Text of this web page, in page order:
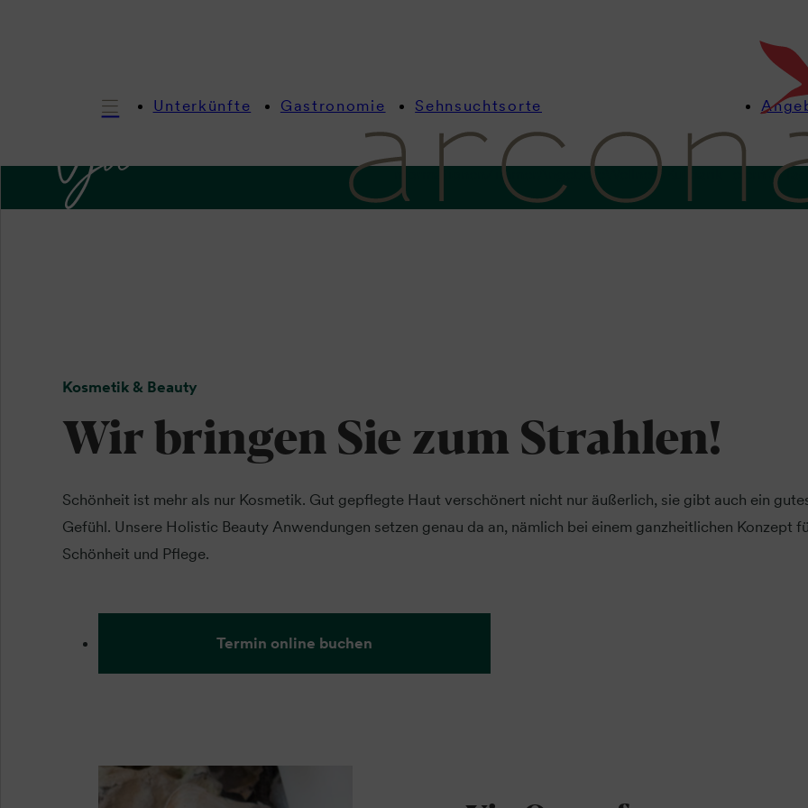
Unterkünfte Gastronomie Sehnsuchtsorte
Zimmer Angebote Wellness Feiern &
Kosmetik & Beauty
Wir bringen Sie zum Strahlen!
Schönheit ist mehr als nur Kosmetik. Gut gepflegte Haut verschönert nicht nur äußerlich, sie gibt auch ein
Gefühl. Unsere Holistic Beauty Anwendungen setzen genau da an, nämlich bei einem ganzheitlichen Konzept
Schönheit und Pflege.
Termin online buchen